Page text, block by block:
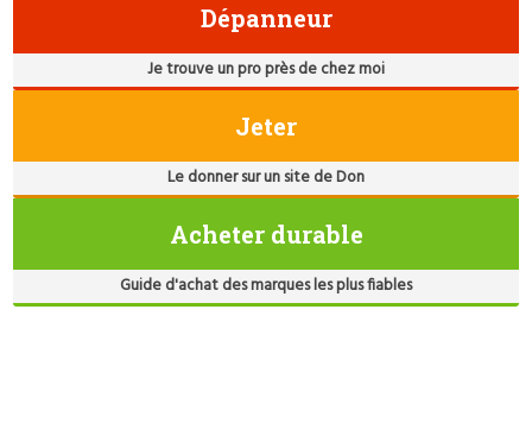
Dépanneur
Je trouve un pro près de chez moi
Jeter
Le donner sur un site de Don
Acheter durable
Guide d'achat des marques les plus fiables